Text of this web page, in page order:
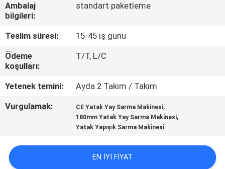
BIZE
ULAŞIN
HABERLER
TÜM
SERVIS
VR
Ambalaj
bilgileri:
standart paketleme
Teslim süresi:
15-45 iş günü
Ödeme
koşulları:
T/T, L/C
Yetenek temini:
Ayda 2 Takım / Takım
Vurgulamak:
CE Yatak Yay Sarma Makinesi,
180mm Yatak Yay Sarma Makinesi,
Yatak Yapışık Sarma Makinesi
EN IYI FIYAT